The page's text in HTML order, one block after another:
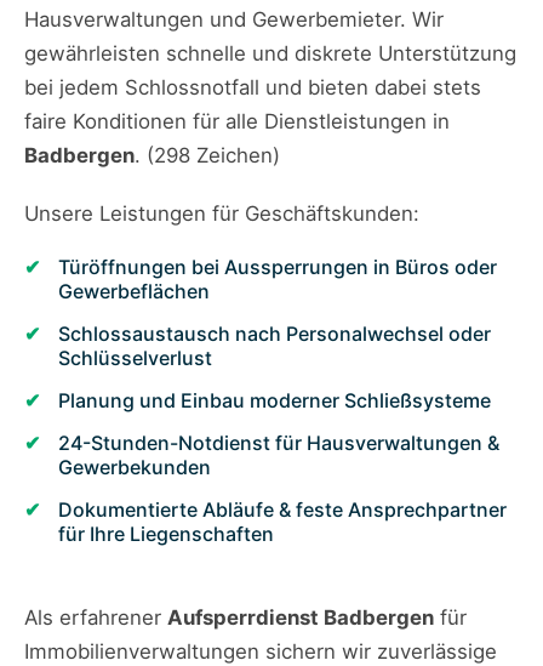
Hausverwaltungen und Gewerbemieter. Wir
gewährleisten schnelle und diskrete Unterstützung
bei jedem Schlossnotfall und bieten dabei stets
faire Konditionen für alle Dienstleistungen in
Badbergen. (298 Zeichen)
Unsere Leistungen für Geschäftskunden:
Türöffnungen bei Aussperrungen in Büros oder
Gewerbeflächen
Schlossaustausch nach Personalwechsel oder
Schlüsselverlust
Planung und Einbau moderner Schließsysteme
24-Stunden-Notdienst für Hausverwaltungen &
Gewerbekunden
Dokumentierte Abläufe & feste Ansprechpartner
für Ihre Liegenschaften
Als erfahrener Aufsperrdienst Badbergen für
Immobilienverwaltungen sichern wir zuverlässige